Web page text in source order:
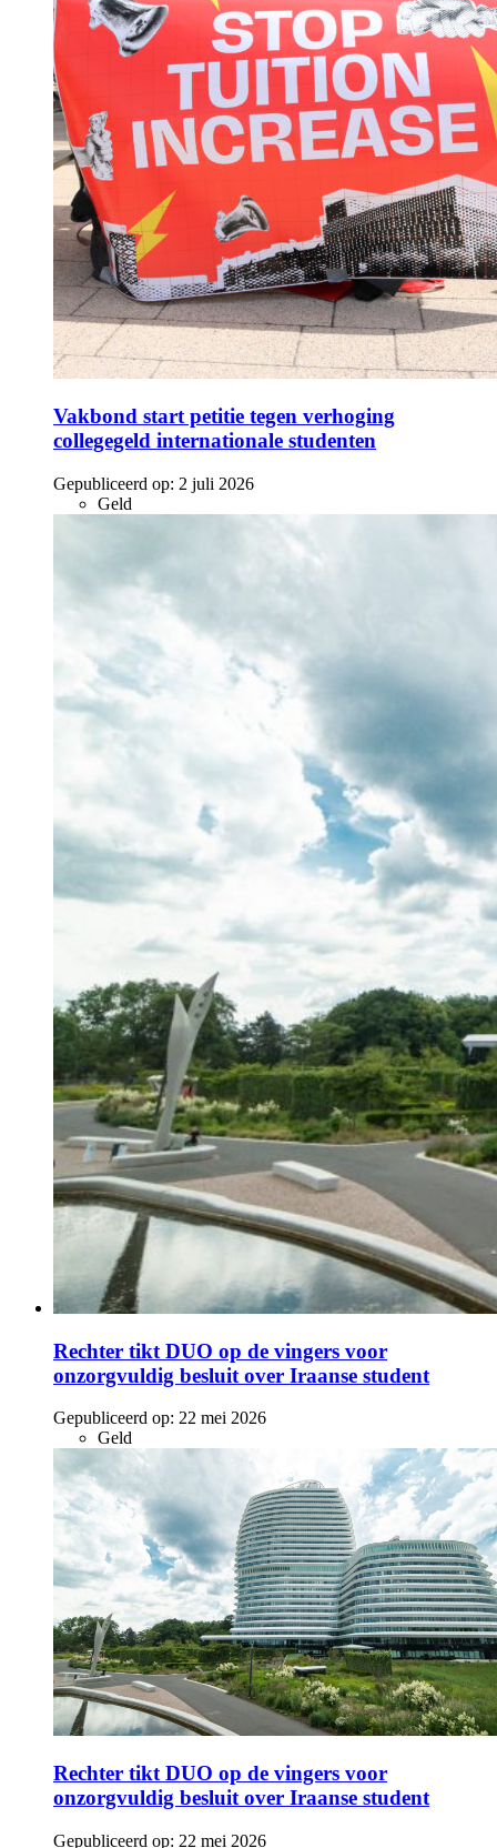
Vakbond start petitie tegen verhoging
collegegeld internationale studenten
Gepubliceerd op: 2 juli 2026
Geld
Rechter tikt DUO op de vingers voor
onzorgvuldig besluit over Iraanse student
Gepubliceerd op: 22 mei 2026
Geld
Rechter tikt DUO op de vingers voor
onzorgvuldig besluit over Iraanse student
Gepubliceerd op: 22 mei 2026